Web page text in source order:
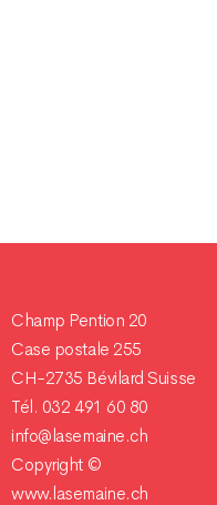
Champ Pention 20
Case postale 255
CH-2735 Bévilard Suisse
Tél. 032 491 60 80
info@lasemaine.ch
Copyright ©
www.lasemaine.ch